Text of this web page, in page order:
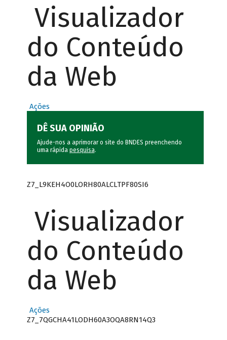
Visualizador
do Conteúdo
da Web
Ações
DÊ SUA OPINIÃO
Ajude-nos a aprimorar o site do BNDES preenchendo
uma rápida pesquisa.
Z7_L9KEH4O0LORH80ALCLTPF80SI6
Visualizador
do Conteúdo
da Web
Ações
Z7_7QGCHA41LODH60A3OQA8RN14Q3